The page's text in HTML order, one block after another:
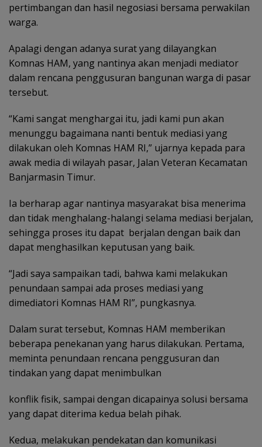
pertimbangan dan hasil negosiasi bersama perwakilan
warga.
Apalagi dengan adanya surat yang dilayangkan
Komnas HAM, yang nantinya akan menjadi mediator
dalam rencana penggusuran bangunan warga di pasar
tersebut.
“Kami sangat menghargai itu, jadi kami pun akan
menunggu bagaimana nanti bentuk mediasi yang
dilakukan oleh Komnas HAM RI,” ujarnya kepada para
awak media di wilayah pasar, Jalan Veteran Kecamatan
Banjarmasin Timur.
Ia berharap agar nantinya masyarakat bisa menerima
dan tidak menghalang-halangi selama mediasi berjalan,
sehingga proses itu dapat berjalan dengan baik dan
dapat menghasilkan keputusan yang baik.
“Jadi saya sampaikan tadi, bahwa kami melakukan
penundaan sampai ada proses mediasi yang
dimediatori Komnas HAM RI”, pungkasnya.
Dalam surat tersebut, Komnas HAM memberikan
beberapa penekanan yang harus dilakukan. Pertama,
meminta penundaan rencana penggusuran dan
tindakan yang dapat menimbulkan
konflik fisik, sampai dengan dicapainya solusi bersama
yang dapat diterima kedua belah pihak.
Kedua, melakukan pendekatan dan komunikasi